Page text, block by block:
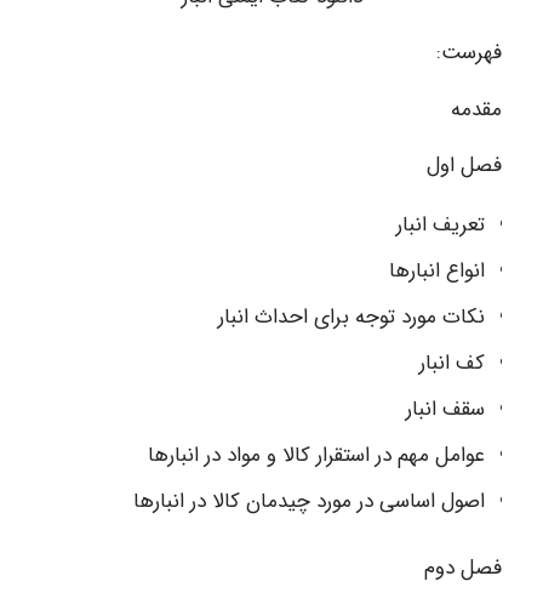
فهرست:
مقدمه
فصل اول
تعریف انبار
انواع انبارها
نکات مورد توجه برای احداث انبار
کف انبار
سقف انبار
عوامل مهم در استقرار کالا و مواد در انبارها
اصول اساسی در مورد چیدمان کالا در انبارها
فصل دوم